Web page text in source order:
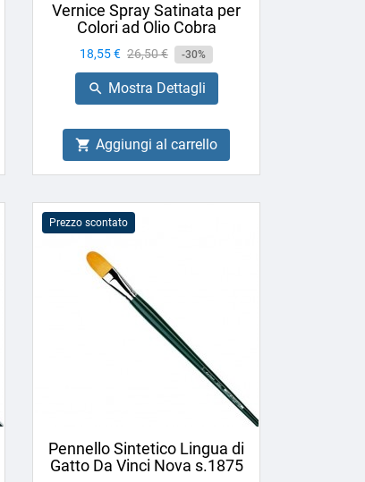
Vernice Spray Satinata per
Colori ad Olio Cobra
Prezzo
18,55 € Prezzo
base
26,50 € -30%
 Mostra Dettagli
 Aggiungi al carrello
Prezzo scontato
Pennello Sintetico Lingua di
Gatto Da Vinci Nova s.1875